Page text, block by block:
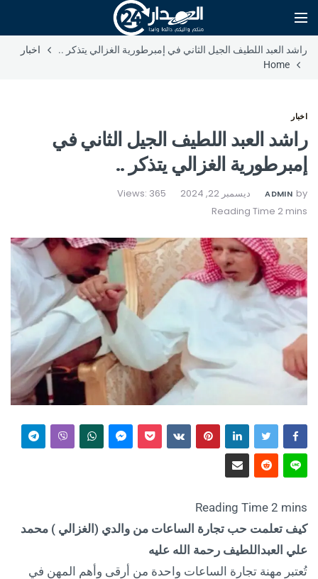
راشد العبد اللطيف الجيل الثاني في إمبرطورية الغزالي يتذكر ..
اخبار
Home
اخبار
راشد العبد اللطيف الجيل الثاني في
إمبرطورية الغزالي يتذكر ..
by
ADMIN ديسمبر 22, 2024 Views: 365
كيف تعلمت حب تجارة الساعات من والدي (الغزالي ) محمد
علي العبداللطيف رحمة الله عليه
تُعتبر مهنة تجارة الساعات واحدة من أرقى وأهم المهن في